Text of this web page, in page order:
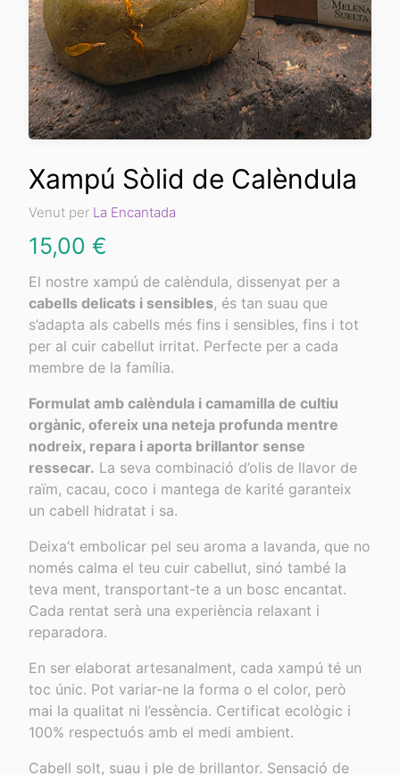
Xampú Sòlid de Calèndula
Venut per La Encantada
15,00 €
El nostre xampú de calèndula, dissenyat per a
cabells delicats i sensibles, és tan suau que
s’adapta als cabells més fins i sensibles, fins i tot
per al cuir cabellut irritat. Perfecte per a cada
membre de la família.
Formulat amb calèndula i camamilla de cultiu
orgànic, ofereix una neteja profunda mentre
nodreix, repara i aporta brillantor sense
ressecar. La seva combinació d’olis de llavor de
raïm, cacau, coco i mantega de karité garanteix
un cabell hidratat i sa.
Deixa’t embolicar pel seu aroma a lavanda, que no
només calma el teu cuir cabellut, sinó també la
teva ment, transportant-te a un bosc encantat.
Cada rentat serà una experiència relaxant i
reparadora.
En ser elaborat artesanalment, cada xampú té un
toc únic. Pot variar-ne la forma o el color, però
mai la qualitat ni l’essència. Certificat ecològic i
100% respectuós amb el medi ambient.
Cabell solt, suau i ple de brillantor. Sensació de